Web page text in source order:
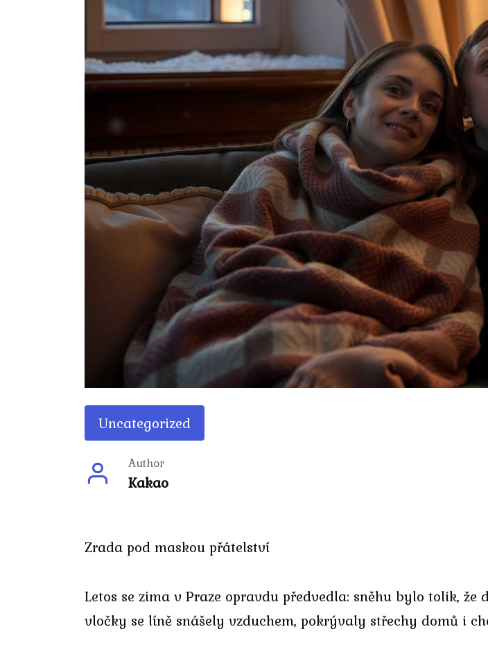
Uncategorized
Author
Kakao
Zrada pod maskou přátelství
Letos se zima v Praze opravdu předvedla: sněhu bylo tolik,
vločky se líně snášely vzduchem, pokrývaly střechy domů i